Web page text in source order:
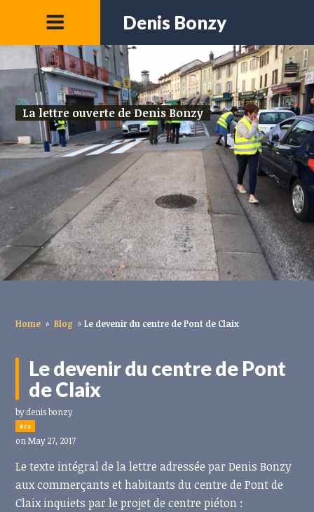
Denis Bonzy
La lettre ouverte de Denis Bonzy
Home » Blog » Le devenir du centre de Pont de Claix
Le devenir du centre de Pont
de Claix
bydenis bonzy
8cs
on May 27, 2017
Le texte intégral de la lettre adressée par Denis Bonzy
aux commerçants et habitants du centre de Pont de
Claix inquiets par le projet de centre piéton :